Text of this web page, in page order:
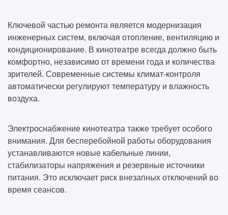
Ключевой частью ремонта является модернизация
инженерных систем, включая отопление, вентиляцию и
кондиционирование. В кинотеатре всегда должно быть
комфортно, независимо от времени года и количества
зрителей. Современные системы климат-контроля
автоматически регулируют температуру и влажность
воздуха.
Электроснабжение кинотеатра также требует особого
внимания. Для бесперебойной работы оборудования
устанавливаются новые кабельные линии,
стабилизаторы напряжения и резервные источники
питания. Это исключает риск внезапных отключений во
время сеансов.